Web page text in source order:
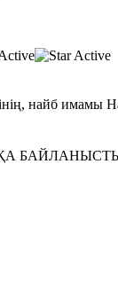
найб имамы